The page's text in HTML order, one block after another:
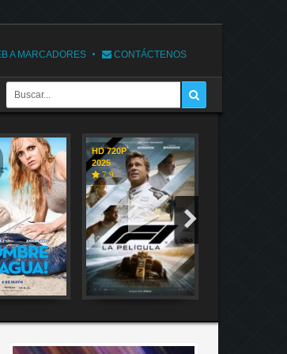
A MARCADORES CONTÁCTENOS
HD 720P
2025
7,9